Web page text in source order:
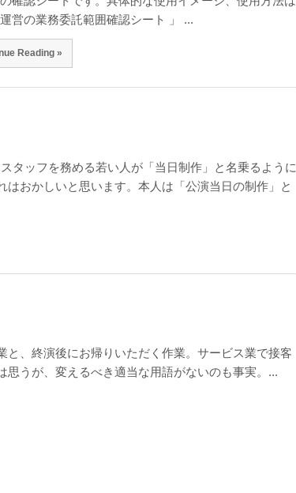
運営の業務委託範囲確認シート 」 ...
Reading »
タッフを務める若い人が「当日制作」と名乗るように
おかしいと思います。本人は「公演当日の制作」と
、終演後にお帰りいただく作業。サービス業で接客
うが、変えるべき適当な用語がないのも事実。...